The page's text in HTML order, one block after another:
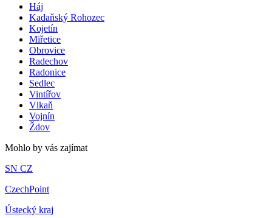
Háj
Kadaňský Rohozec
Kojetín
Miřetice
Obrovice
Radechov
Radonice
Sedlec
Vintířov
Vlkaň
Vojnín
Ždov
Mohlo by vás zajímat
SN CZ
CzechPoint
Ústecký kraj